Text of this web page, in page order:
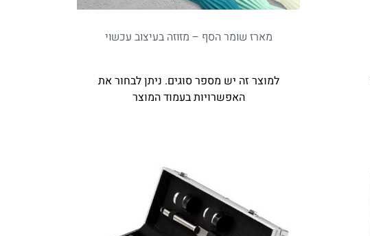
מארז שומר הסף – מזוזה בעיצוב עכשוי
למוצר זה יש מספר סוגים. ניתן לבחור את
האפשרויות בעמוד המוצר